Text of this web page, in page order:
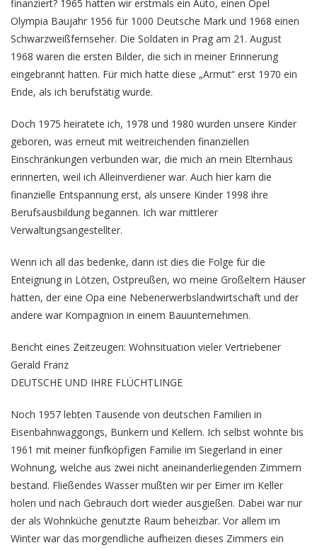
finanziert? 1965 hatten wir erstmals ein Auto, einen Opel
Olympia Baujahr 1956 für 1000 Deutsche Mark und 1968 einen
Schwarzweißfernseher. Die Soldaten in Prag am 21. August
1968 waren die ersten Bilder, die sich in meiner Erinnerung
eingebrannt hatten. Für mich hatte diese „Armut“ erst 1970 ein
Ende, als ich berufstätig wurde.
Doch 1975 heiratete ich, 1978 und 1980 wurden unsere Kinder
geboren, was erneut mit weitreichenden finanziellen
Einschränkungen verbunden war, die mich an mein Elternhaus
erinnerten, weil ich Alleinverdiener war. Auch hier kam die
finanzielle Entspannung erst, als unsere Kinder 1998 ihre
Berufsausbildung begannen. Ich war mittlerer
Verwaltungsangestellter.
Wenn ich all das bedenke, dann ist dies die Folge für die
Enteignung in Lötzen, Ostpreußen, wo meine Großeltern Häuser
hatten, der eine Opa eine Nebenerwerbslandwirtschaft und der
andere war Kompagnion in einem Bauunternehmen.
Bericht eines Zeitzeugen: Wohnsituation vieler Vertriebener
Gerald Franz
DEUTSCHE UND IHRE FLÜCHTLINGE
Noch 1957 lebten Tausende von deutschen Familien in
Eisenbahnwaggongs, Bunkern und Kellern. Ich selbst wohnte bis
1961 mit meiner fünfköpfigen Familie im Siegerland in einer
Wohnung, welche aus zwei nicht aneinanderliegenden Zimmern
bestand. Fließendes Wasser mußten wir per Eimer im Keller
holen und nach Gebrauch dort wieder ausgießen. Dabei war nur
der als Wohnküche genutzte Raum beheizbar. Vor allem im
Winter war das morgendliche aufheizen dieses Zimmers ein